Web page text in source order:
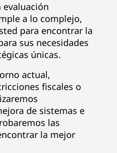
evaluación
a lo complejo,
para encontrar la
sus necesidades
únicas.
actual,
fiscales o
de sistemas e
las
la mejor